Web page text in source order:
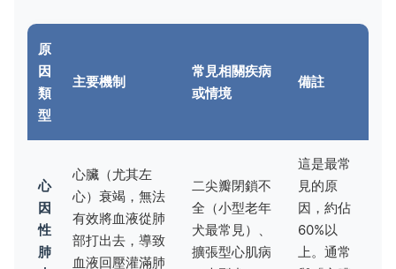
原
因
類
型
主要機制
常見相關疾病
或情境
備註
心
因
性
肺
心臟（尤其左
心）衰竭，無法
有效將血液從肺
部打出去，導致
血液回壓灌滿肺
二尖瓣閉鎖不
全（小型老年
犬最常見）、
擴張型心肌病
這是最常
見的原
因，約佔
60%以
上。通常